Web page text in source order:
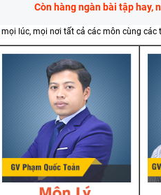
Còn hàng ngàn bài tập hay,
mọi lúc, mọi nơi tất cả các môn cùng các